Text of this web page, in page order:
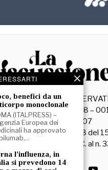
- TUTTI I DIRITTI
– Piazza Capranica, 78 –
e P. IVA 15045971007
di Roma n. 3628 del
editrice è iscritta al R.O.C. al n.
benefici da un
monoclonale
(ITALPRESS) –
Europea dei
ha approvato
l’influenza, in
si prevedono 14